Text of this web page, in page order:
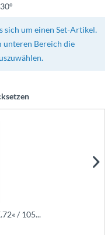
sich um einen Set-Artikel.
unteren Bereich die
/ 105...